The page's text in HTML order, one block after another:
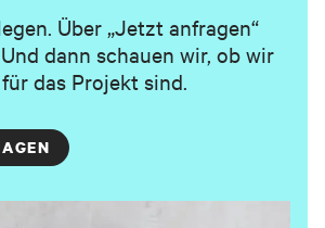
Über „Jetzt anfragen“
dann schauen wir, ob wir
das Projekt sind.